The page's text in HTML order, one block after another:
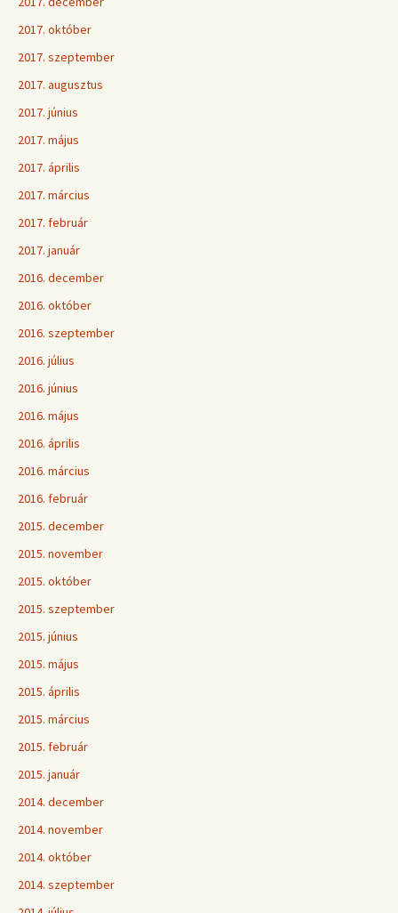
2017. október
2017. szeptember
2017. augusztus
2017. június
2017. május
2017. április
2017. március
2017. február
2017. január
2016. december
2016. október
2016. szeptember
2016. július
2016. június
2016. május
2016. április
2016. március
2016. február
2015. december
2015. november
2015. október
2015. szeptember
2015. június
2015. május
2015. április
2015. március
2015. február
2015. január
2014. december
2014. november
2014. október
2014. szeptember